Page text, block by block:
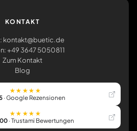
KONTAKT
kontakt@buetic.de
+49 3647 5050811
Zum Kontakt
Blog
★★★★★
· Google Rezensionen
★★★★★
· Trustami Bewertungen